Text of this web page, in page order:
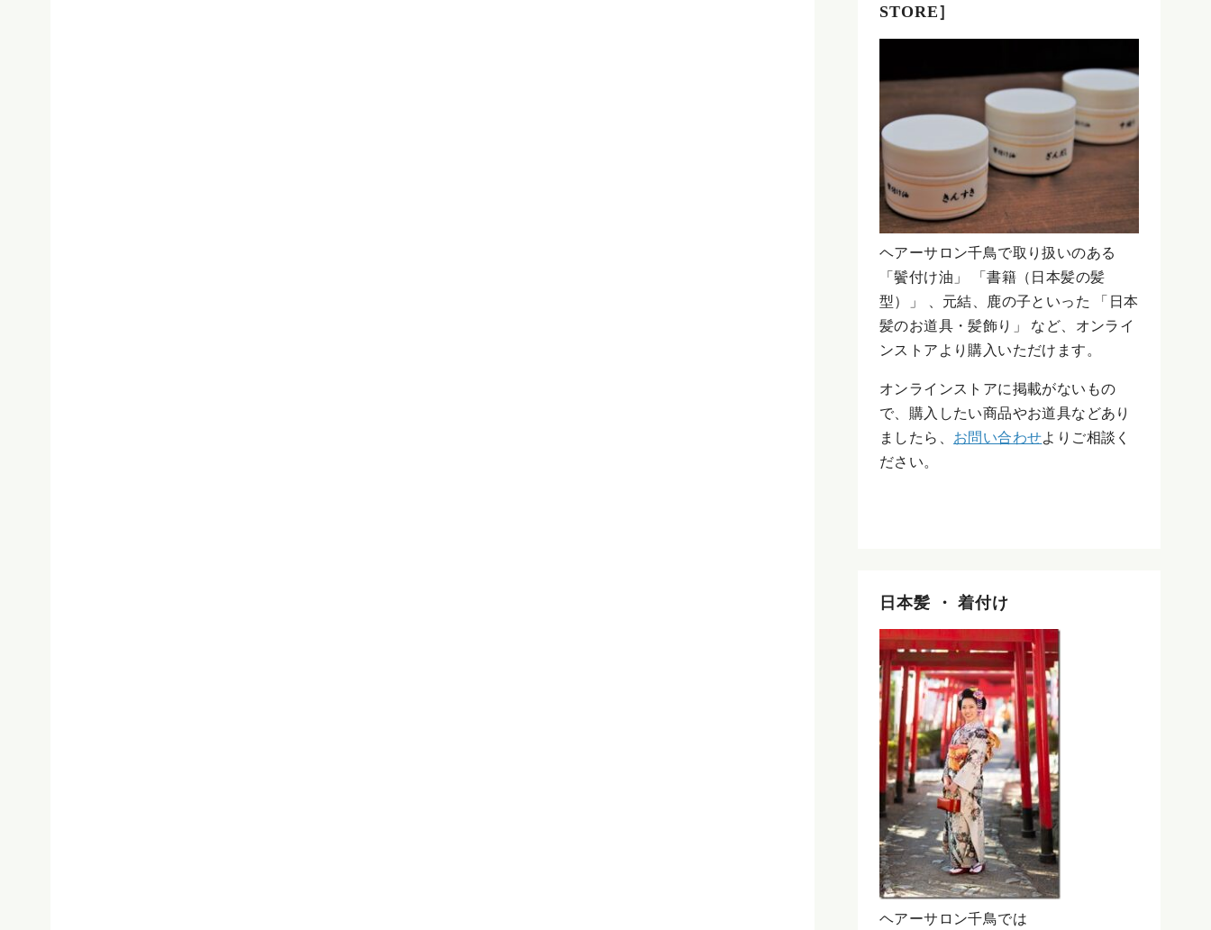
STORE］
ヘアーサロン千鳥で取り扱いのある
「鬢付け油」 「書籍（日本髪の髪
型）」 、元結、鹿の子といった 「日本
髪のお道具・髪飾り」 など、オンライ
ンストアより購入いただけます。
オンラインストアに掲載がないもの
で、購入したい商品やお道具などあり
ましたら、 お問い合わせよりご相談く
ださい。
日本髪 ・ 着付け
ヘアーサロン千鳥では